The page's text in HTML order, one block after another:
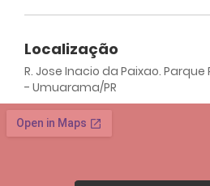
Localização
R. Jose Inacio da Paixao.
- Umuarama/PR